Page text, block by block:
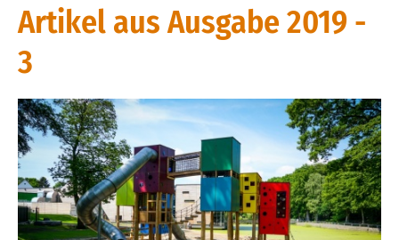
Artikel aus Ausgabe 2019 -
3